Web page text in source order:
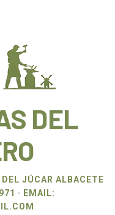
DEL
JÚCAR ALBACETE
· EMAIL: